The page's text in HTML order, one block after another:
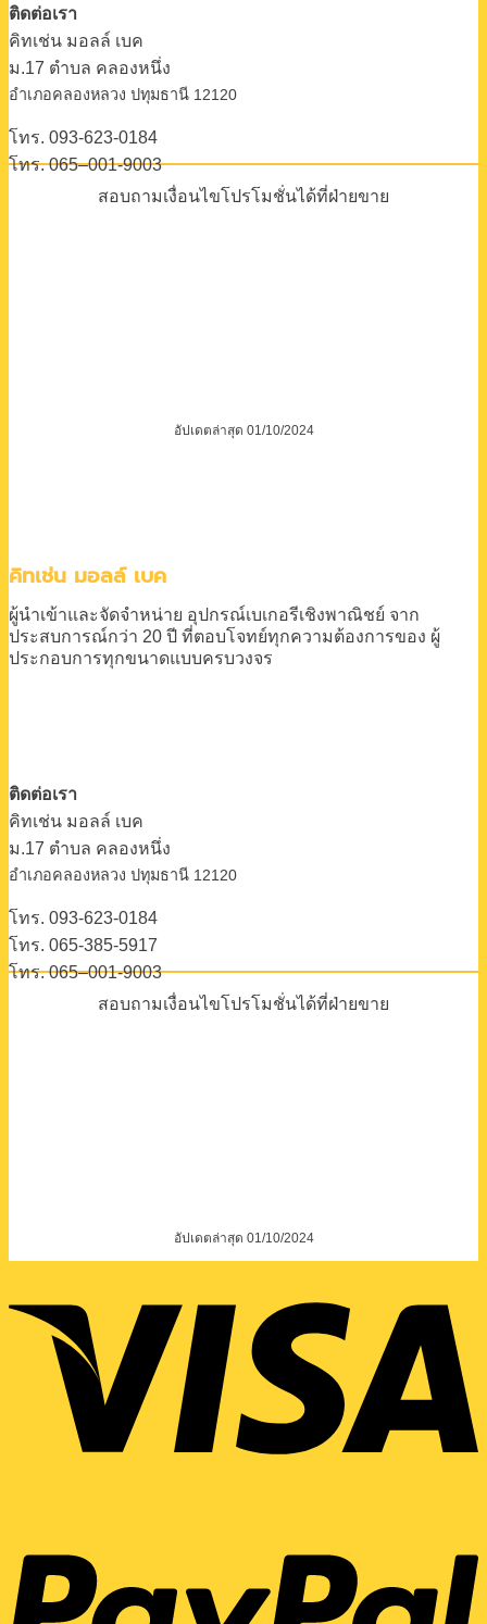
ติดต่อเรา
คิทเช่น มอลล์ เบค
ม.17 ตําบล คลองหนึ่ง
อําเภอคลองหลวง ปทุมธานี 12120
โทร. 093-623-0184
โทร. 065–001-9003
สอบถามเงื่อนไขโปรโมชั่นได้ที่ฝ่ายขาย
อัปเดตล่าสุด 01/10/2024
คิทเช่น มอลล์ เบค
ผู้นำเข้าและจัดจำหน่าย อุปกรณ์เบเกอรีเชิงพาณิชย์ จาก
ประสบการณ์กว่า 20 ปี ที่ตอบโจทย์ทุกความต้องการของ ผู้
ประกอบการทุกขนาดแบบครบวงจร
ติดต่อเรา
คิทเช่น มอลล์ เบค
ม.17 ตําบล คลองหนึ่ง
อําเภอคลองหลวง ปทุมธานี 12120
โทร. 093-623-0184
โทร. 065-385-5917
โทร. 065–001-9003
สอบถามเงื่อนไขโปรโมชั่นได้ที่ฝ่ายขาย
อัปเดตล่าสุด 01/10/2024